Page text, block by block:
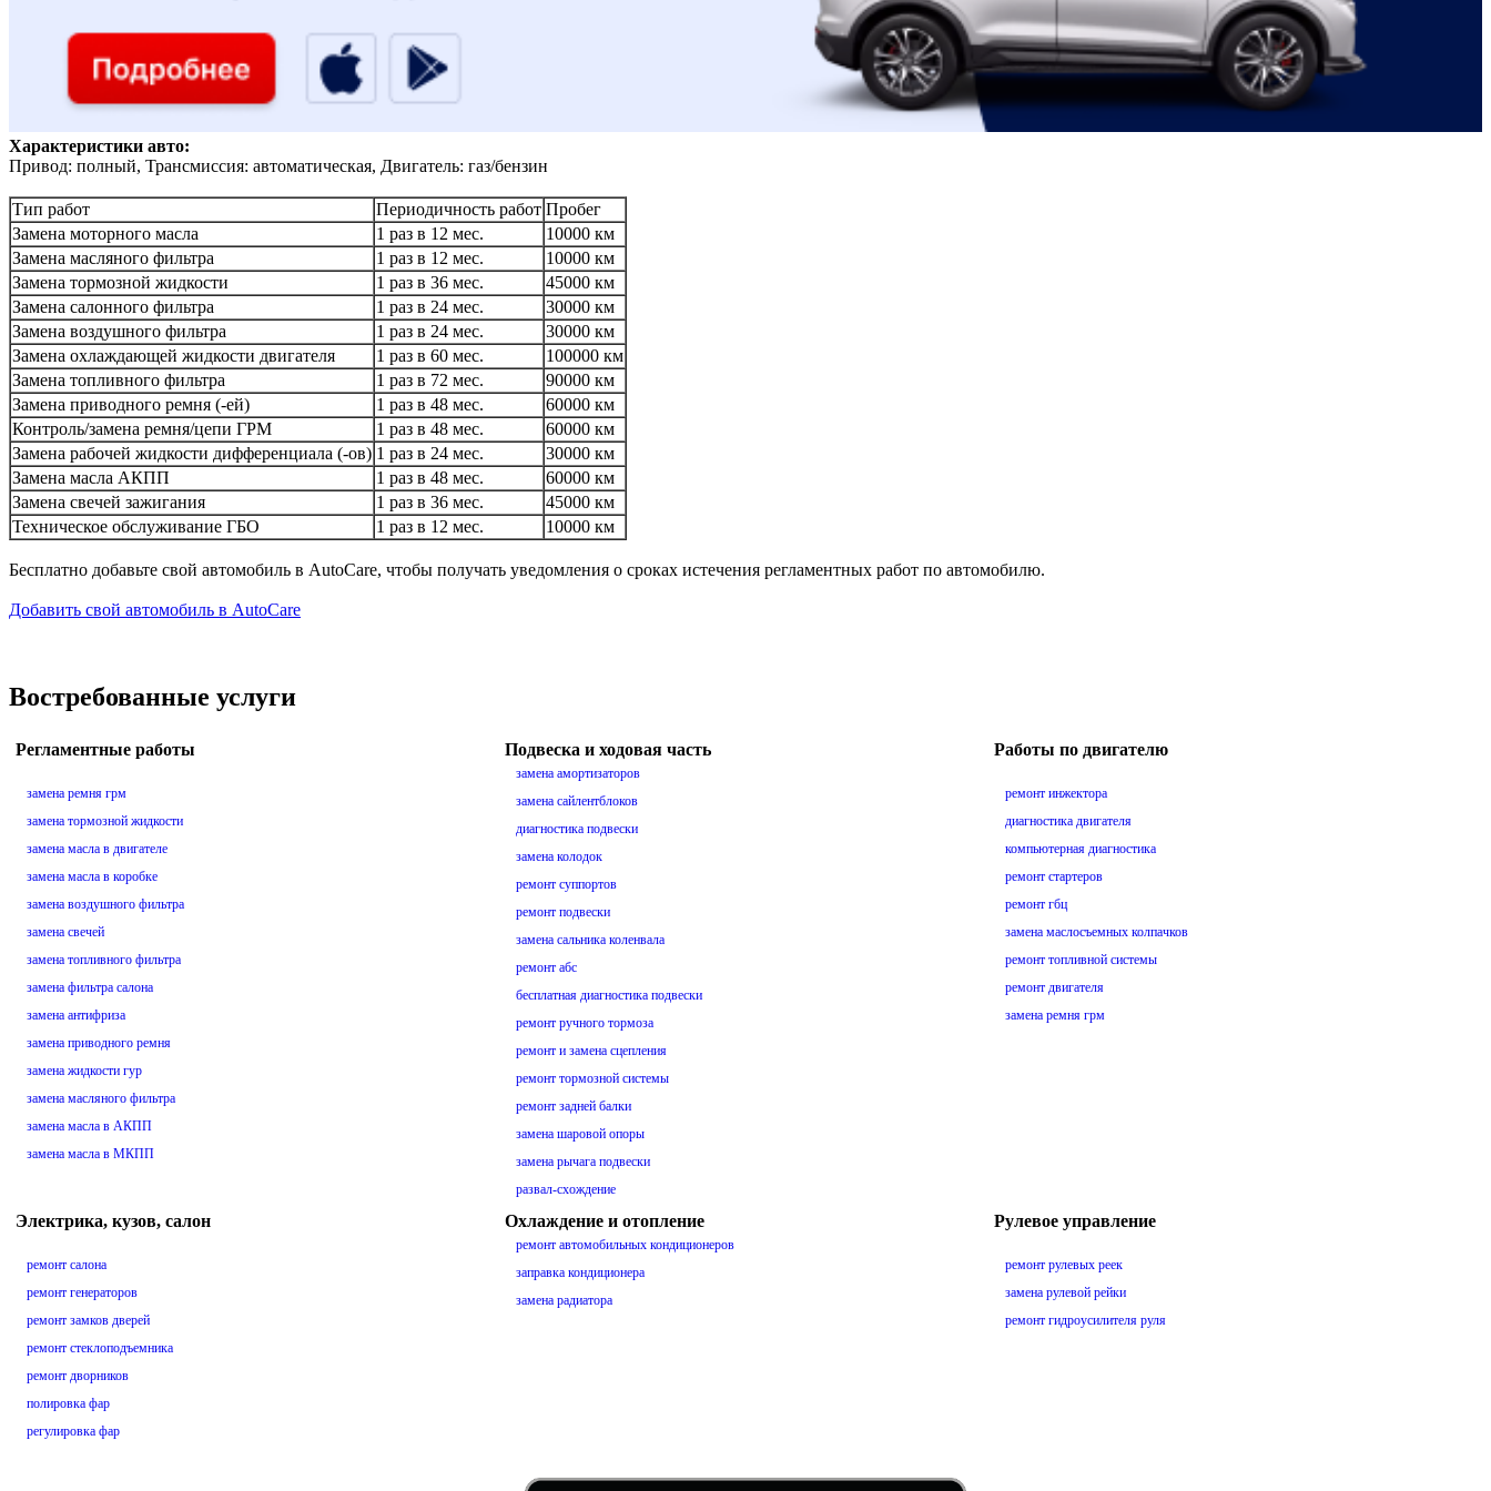
Характеристики авто:
Привод: полный, Трансмиссия: автоматическая, Двигатель: газ/бензин
Тип работ Периодичность работ Пробег
Замена моторного масла
1 раз в 12 мес.
10000 км
Замена масляного фильтра
1 раз в 12 мес.
10000 км
Замена тормозной жидкости
1 раз в 36 мес.
45000 км
Замена салонного фильтра
1 раз в 24 мес.
30000 км
Замена воздушного фильтра
1 раз в 24 мес.
30000 км
Замена охлаждающей жидкости двигателя
1 раз в 60 мес.
100000 км
Замена топливного фильтра
1 раз в 72 мес.
90000 км
Замена приводного ремня (-ей)
1 раз в 48 мес.
60000 км
Контроль/замена ремня/цепи ГРМ
1 раз в 48 мес.
60000 км
Замена рабочей жидкости дифференциала (-ов) 1 раз в 24 мес.
30000 км
Замена масла АКПП
1 раз в 48 мес.
60000 км
Замена свечей зажигания
1 раз в 36 мес.
45000 км
Техническое обслуживание ГБО
1 раз в 12 мес. 10000 км
Бесплатно добавьте свой автомобиль в AutoCare, чтобы получать уведомления о сроках истечения регламентных работ по автомобилю.
Добавить свой автомобиль в AutoCare
Востребованные услуги
Регламентные работы
замена ремня грм
замена тормозной жидкости
замена масла в двигателе
замена масла в коробке
замена воздушного фильтра
замена свечей
замена топливного фильтра
замена фильтра салона
замена антифриза
замена приводного ремня
замена жидкости гур
замена масляного фильтра
замена масла в АКПП
замена масла в МКПП
Подвеска и ходовая часть
замена амортизаторов
замена сайлентблоков
диагностика подвески
замена колодок
ремонт суппортов
ремонт подвески
замена сальника коленвала
ремонт абс
бесплатная диагностика подвески
ремонт ручного тормоза
ремонт и замена сцепления
ремонт тормозной системы
ремонт задней балки
замена шаровой опоры
замена рычага подвески
развал-схождение
Работы по двигателю
ремонт инжектора
диагностика двигателя
компьютерная диагностика
ремонт стартеров
ремонт гбц
замена маслосъемных колпачков
ремонт топливной системы
ремонт двигателя
замена ремня грм
Электрика, кузов, салон
ремонт салона
ремонт генераторов
ремонт замков дверей
ремонт стеклоподъемника
ремонт дворников
полировка фар
регулировка фар
Охлаждение и отопление
ремонт автомобильных кондиционеров
заправка кондиционера
замена радиатора
Рулевое управление
ремонт рулевых реек
замена рулевой рейки
ремонт гидроусилителя руля